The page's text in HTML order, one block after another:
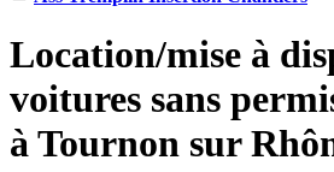
Location/mise à
voitures sans
à Tournon sur